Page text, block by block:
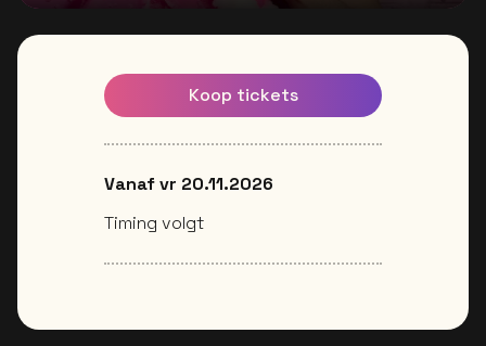
Koop tickets
Vanaf vr 20.11.2026
Timing volgt